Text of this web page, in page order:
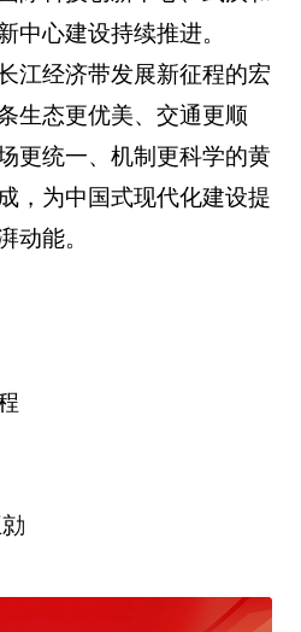
中心建设持续推进。
江经济带发展新征程的宏
生态更优美、交通更顺
更统一、机制更科学的黄
，为中国式现代化建设提
动能。